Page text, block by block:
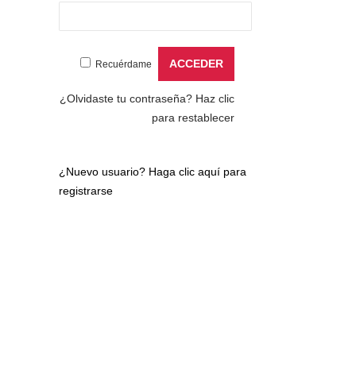
Recuérdame
¿Olvidaste tu contraseña? Haz clic
para restablecer
¿Nuevo usuario? Haga clic aquí para
registrarse